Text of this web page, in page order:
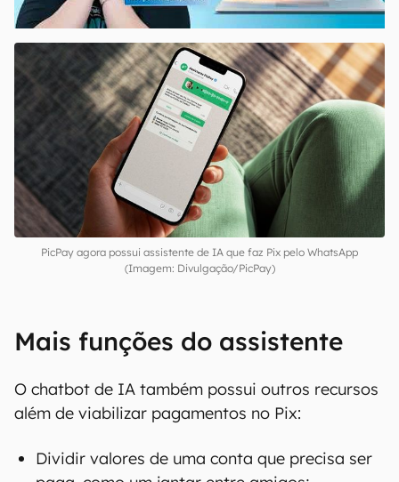
00:00 04:52
PicPay agora possui assistente de IA que faz Pix pelo WhatsApp
(Imagem: Divulgação/PicPay)
Mais funções do assistente
O chatbot de IA também possui outros recursos
além de viabilizar pagamentos no Pix:
Dividir valores de uma conta que precisa ser